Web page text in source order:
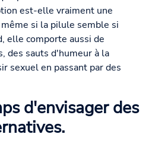
est-elle vraiment une
si la pilule semble si
elle comporte aussi de
des sauts d'humeur à la
sexuel en passant par des
d'envisager des